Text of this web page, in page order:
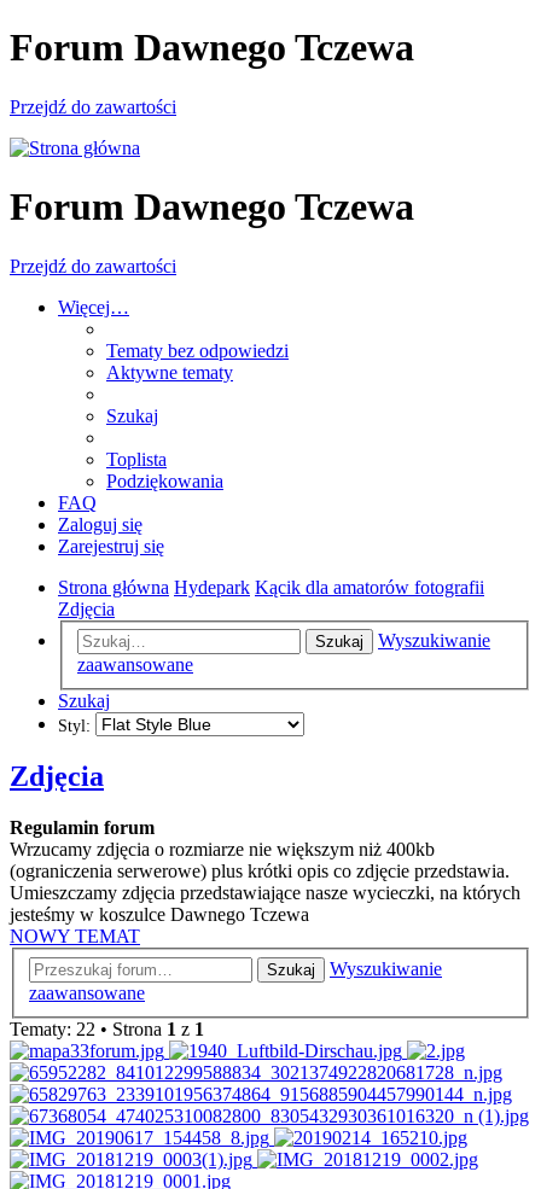
Forum Dawnego Tczewa
Przejdź do zawartości
Forum Dawnego Tczewa
Przejdź do zawartości
Więcej…
Tematy bez odpowiedzi
Aktywne tematy
Szukaj
Toplista
Podziękowania
FAQ
Zaloguj się
Zarejestruj się
Strona główna Hydepark Kącik dla amatorów fotografii
Zdjęcia
Szukaj
Wyszukiwanie
zaawansowane
Szukaj
Styl:
Zdjęcia
Regulamin forum
Wrzucamy zdjęcia o rozmiarze nie większym niż 400kb
(ograniczenia serwerowe) plus krótki opis co zdjęcie przedstawia.
Umieszczamy zdjęcia przedstawiające nasze wycieczki, na których
jesteśmy w koszulce Dawnego Tczewa
NOWY TEMAT
Szukaj
Wyszukiwanie
zaawansowane
Tematy: 22 • Strona 1 z 1